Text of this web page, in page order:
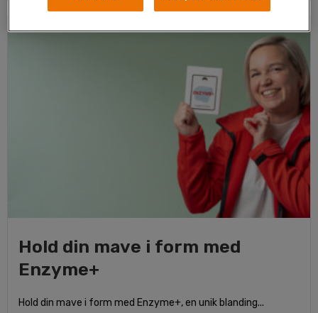
Hold din mave i form med
Enzyme+
Hold din mave i form med Enzyme+, en unik blanding...